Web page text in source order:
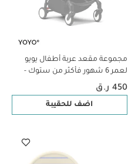
مجموعة مقعد عربة أطفال يويو
لعمر 6 شهور فأكثر من ستوك -
بني
450 ر.ق
اضف للحقيبة